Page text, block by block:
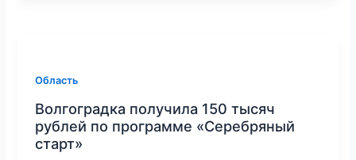
Область
Волгоградка получила 150 тысяч
рублей по программе «Серебряный
старт»